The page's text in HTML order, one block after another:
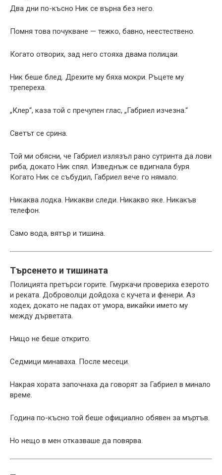
Два дни по-късно Ник се върна без него.
Помня това почукване — тежко, бавно, неестествено.
Когато отворих, зад него стояха двама полицаи.
Ник беше блед. Дрехите му бяха мокри. Ръцете му
трепереха.
„Клер“, каза той с пречупен глас, „Габриел изчезна.“
Светът се срина.
Той ми обясни, че Габриел излязъл рано сутринта да лови
риба, докато Ник спял. Изведнъж се вдигнала буря.
Когато Ник се събудил, Габриел вече го нямало.
Никаква лодка. Никакви следи. Никакво яке. Никакъв
телефон.
Само вода, вятър и тишина.
Търсенето и тишината
Полицията претърси горите. Гмуркачи провериха езерото
и реката. Доброволци дойдоха с кучета и фенери. Аз
ходех, докато не падах от умора, викайки името му
между дърветата.
Нищо не беше открито.
Седмици минаваха. После месеци.
Накрая хората започнаха да говорят за Габриел в минало
време.
Година по-късно той беше официално обявен за мъртъв.
Но нещо в мен отказваше да повярва.